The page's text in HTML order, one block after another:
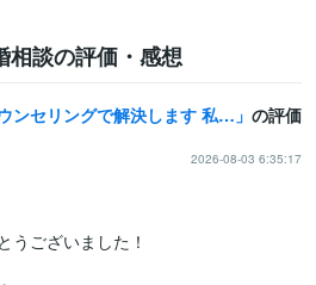
相談の評価・感想
夫婦関係の悩みを夫婦カウンセリングで解決します 私も経験者☆夫も妻も同時対応・現実的な夫婦関係の改善策を提示 の評価
2026-08-03 6:35:17
うございました！